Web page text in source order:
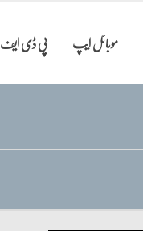
موبائل ایپ پی ڈی ایف